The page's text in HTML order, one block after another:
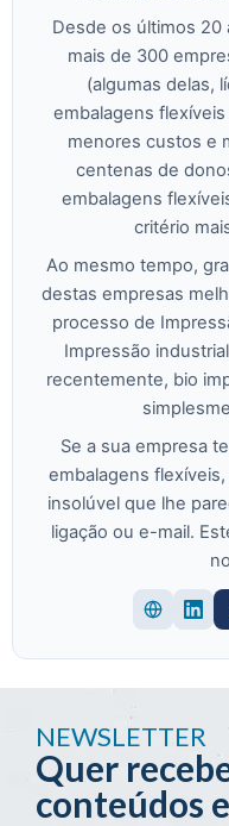
Desde os últimos 20
mais de 300
(algumas delas,
embalagens
menores custos e
centenas de
embalagens
critério
Ao mesmo tempo,
destas empresas
processo de
Impressão
recentemente, bio
Se a sua empresa
embalagens
insolúvel que lhe
ligação ou e-mail.
NEWSLETTER
Quer
conteúdos